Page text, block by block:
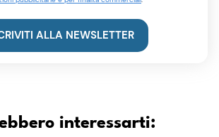
ALLA NEWSLETTER
interessarti: